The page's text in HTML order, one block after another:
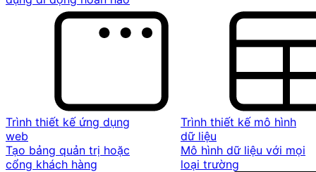
Trình thiết kế ứng dụng
web
Tạo bảng quản trị hoặc
cổng khách hàng
Trình thiết kế mô hình
dữ liệu
Mô hình dữ liệu với mọi
loại trường